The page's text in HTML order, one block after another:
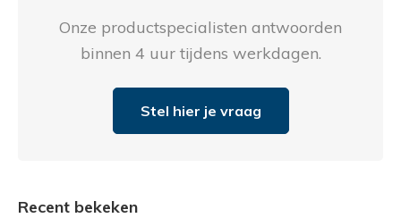
Onze productspecialisten antwoorden
binnen 4 uur tijdens werkdagen.
Stel hier je vraag
Recent bekeken